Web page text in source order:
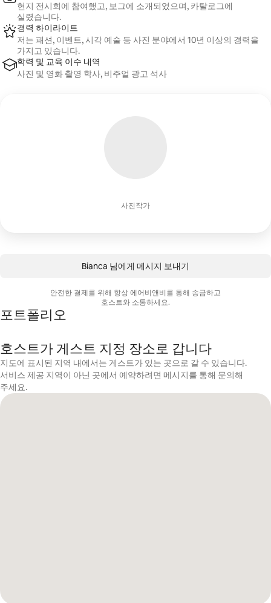
사진작가
현지 전시회에 참여했고, 보그에 소개되었으며, 카탈로그에
실렸습니다.
경력 하이라이트
저는 패션, 이벤트, 시각 예술 등 사진 분야에서 10년 이상의 경력을
가지고 있습니다.
학력 및 교육 이수 내역
사진 및 영화 촬영 학사, 비주얼 광고 석사
Bianca 님에게 메시지 보내기
안전한 결제를 위해 항상 에어비앤비를 통해 송금하고
호스트와 소통하세요.
포트폴리오
호스트가 게스트 지정 장소로 갑니다
지도에 표시된 지역 내에서는 게스트가 있는 곳으로 갈 수 있습니다.
서비스 제공 지역이 아닌 곳에서 예약하려면 메시지를 통해 문의해
주세요.